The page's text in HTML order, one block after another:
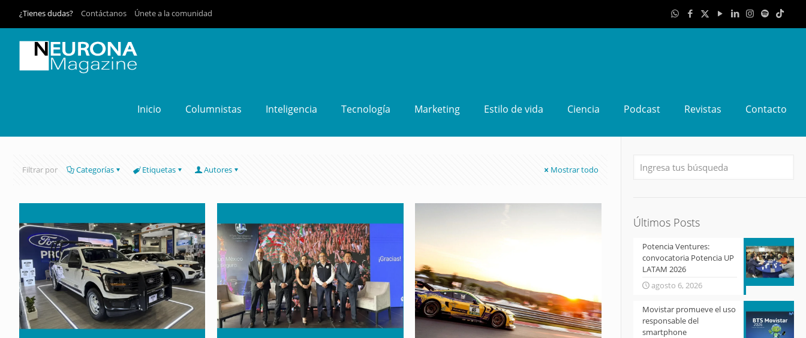
¿Tienes dudas? Contáctanos Únete a la comunidad
Inicio Columnistas Inteligencia Tecnología Marketing Estilo de vida Ciencia Podcast Revistas Contacto
Filtrar por Categorías Etiquetas Autores Mostrar todo
Últimos Posts
Potencia Ventures:
convocatoria Potencia UP
LATAM 2026
agosto 6, 2026
Movistar promueve el uso
responsable del
smartphone